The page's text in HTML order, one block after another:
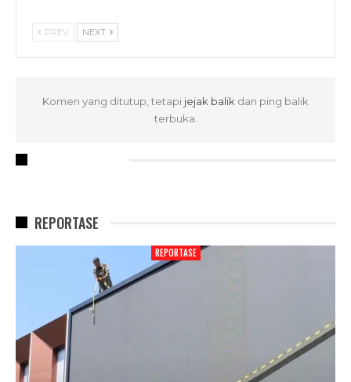
PREV NEXT
Komen yang ditutup, tetapi jejak balik dan ping balik
terbuka.
REPORTASE
REPORTASE